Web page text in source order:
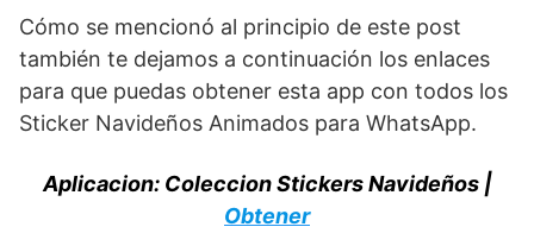
Cómo se mencionó al principio de este post
también te dejamos a continuación los enlaces
para que puedas obtener esta app con todos los
Sticker Navideños Animados para WhatsApp.
Aplicacion: Coleccion Stickers Navideños |
Obtener